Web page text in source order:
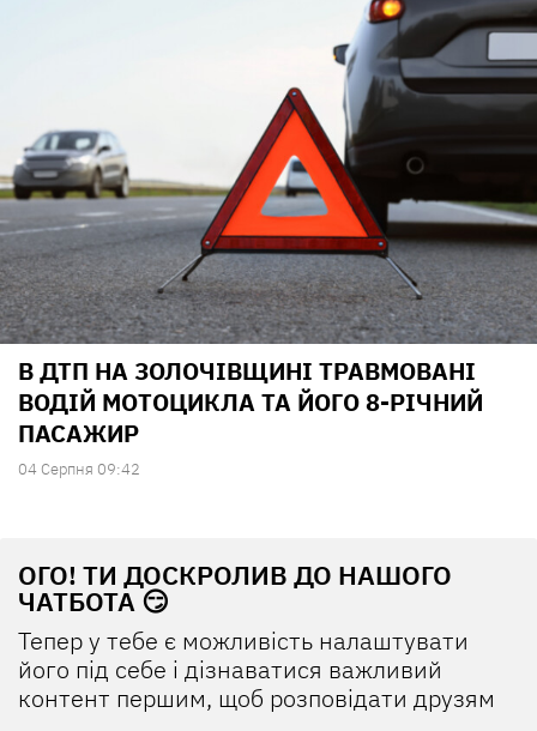
В ДТП НА ЗОЛОЧІВЩИНІ ТРАВМОВАНІ
ВОДІЙ МОТОЦИКЛА ТА ЙОГО 8-РІЧНИЙ
ПАСАЖИР
04 Серпня 09:42
ОГО! ТИ ДОСКРОЛИВ ДО НАШОГО
ЧАТБОТА 😏
Тепер у тебе є можливість налаштувати
його під себе і дізнаватися важливий
контент першим, щоб розповідати друзям